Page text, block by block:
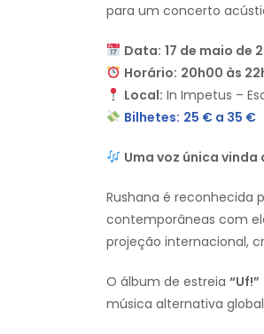
para um concerto
Data: 17 de maio de
Horário: 20h00 às
Local: In Impetus –
Bilhetes: 25 € a 35 €
Uma voz única
Rushana é reconhecida
contemporâneas com
projeção internacional,
O álbum de estreia “Uf!”
música alternativa